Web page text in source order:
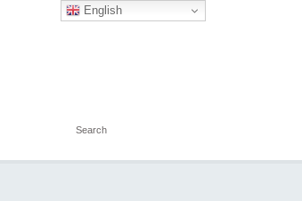
English